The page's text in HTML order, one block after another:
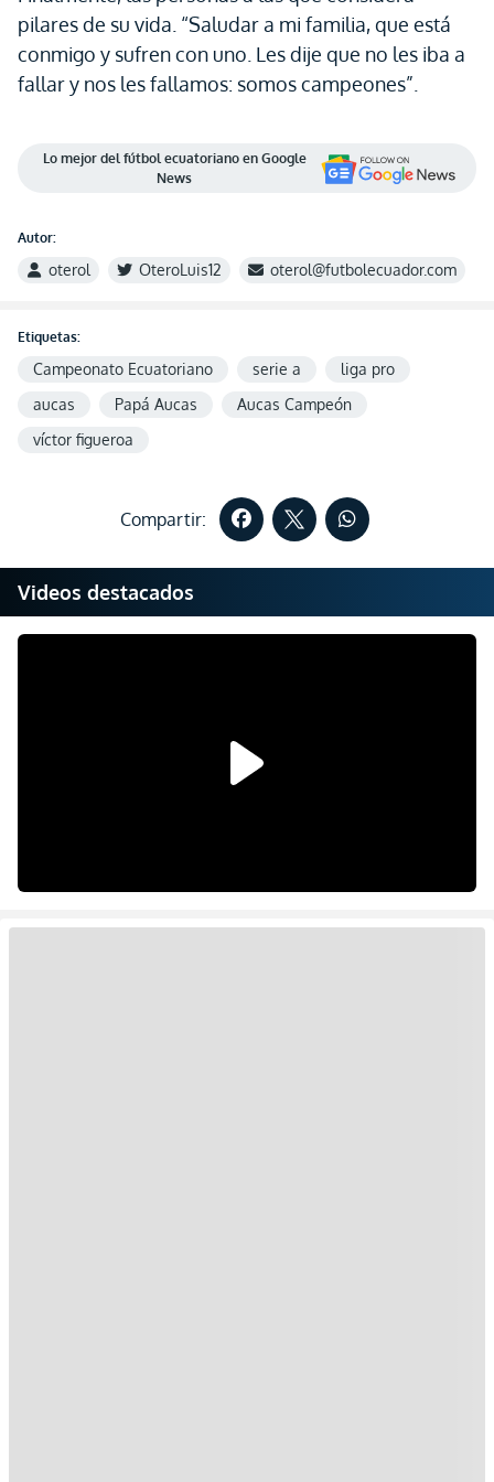
pilares de su vida. “Saludar a mi familia, que está
conmigo y sufren con uno. Les dije que no les iba a
fallar y nos les fallamos: somos campeones”.
Lo mejor del fútbol ecuatoriano en Google
News
Autor:
oterol OteroLuis12 oterol@futbolecuador.com
Etiquetas:
Campeonato Ecuatoriano serie a
liga pro
aucas
Papá Aucas
Aucas Campeón
víctor figueroa
Compartir:
Videos destacados